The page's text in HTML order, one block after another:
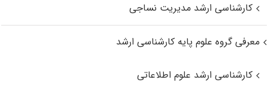
کارشناسی ارشد مدیریت نساجی
معرفی گروه علوم پایه کارشناسی ارشد
کارشناسی ارشد علوم اطلاعاتی